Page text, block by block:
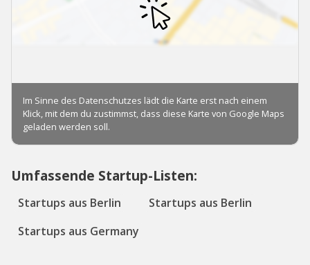
Umfassende Startup-Listen:
Startups aus Berlin
Startups aus Berlin
Startups aus Germany